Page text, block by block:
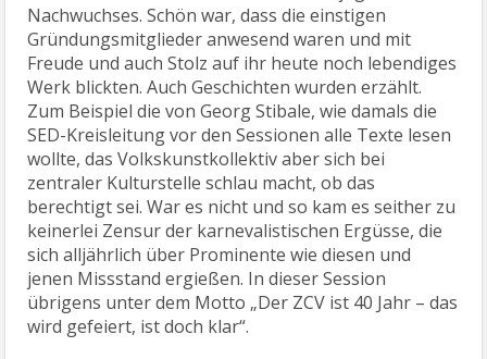
Nachwuchses. Schön war, dass die einstigen
Gründungsmitglieder anwesend waren und mit
Freude und auch Stolz auf ihr heute noch lebendiges
Werk blickten. Auch Geschichten wurden erzählt.
Zum Beispiel die von Georg Stibale, wie damals die
SED-Kreisleitung vor den Sessionen alle Texte lesen
wollte, das Volkskunstkollektiv aber sich bei
zentraler Kulturstelle schlau macht, ob das
berechtigt sei. War es nicht und so kam es seither zu
keinerlei Zensur der karnevalistischen Ergüsse, die
sich alljährlich über Prominente wie diesen und
jenen Missstand ergießen. In dieser Session
übrigens unter dem Motto „Der ZCV ist 40 Jahr – das
wird gefeiert, ist doch klar“.